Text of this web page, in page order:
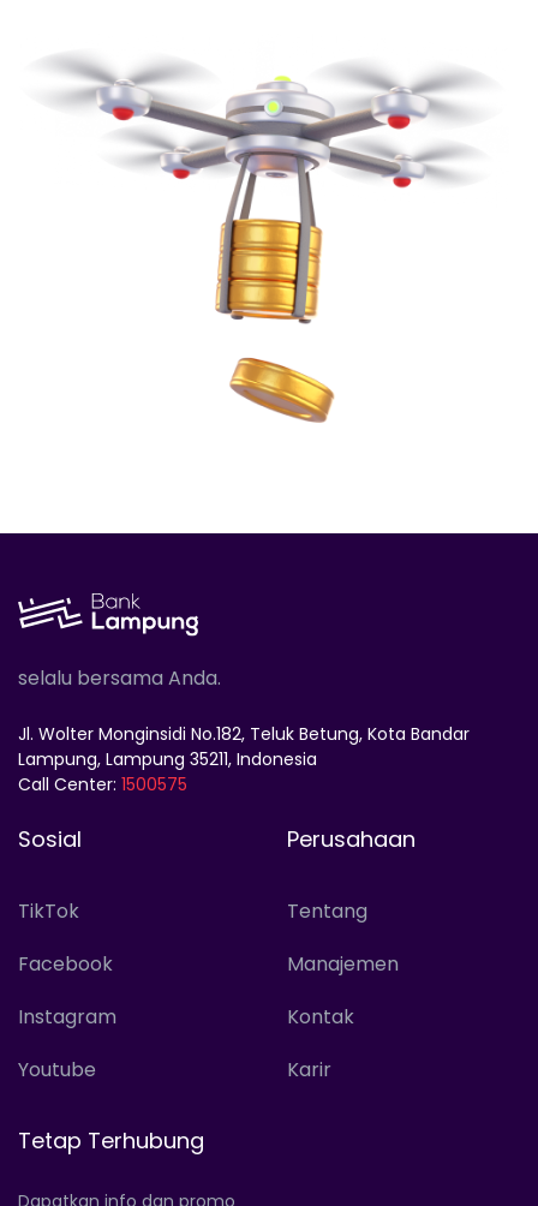
selalu bersama Anda.
Jl. Wolter Monginsidi No.182, Teluk Betung, Kota Bandar
Lampung, Lampung 35211, Indonesia
Call Center: 1500575
Sosial
TikTok
Facebook
Instagram
Youtube
Perusahaan
Tentang
Manajemen
Kontak
Karir
Tetap Terhubung
Dapatkan info dan promo